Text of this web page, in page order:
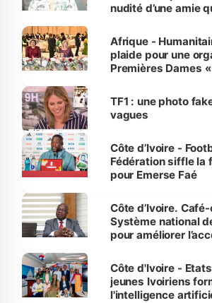
nudité d’une amie
Afrique -
plaide pour une
Premières Dames
sur la scène
TF1 : une photo
vagues
Côte d’Ivoire -
Fédération siffle la
pour Emerse Faé
Côte d’Ivoire.
Système national
pour améliorer
Côte d'Ivoire -
jeunes Ivoiriens
l'intelligence